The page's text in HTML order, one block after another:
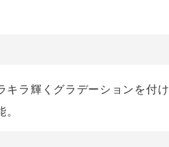
キラ輝くグラデーションを付け